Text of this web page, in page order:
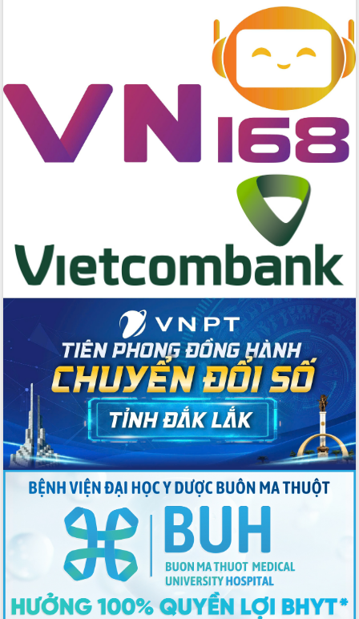
Sôi nổi Hội đua ngựa truyền thống Gò
Thì Thùng mừng Xuân Bính Ngọ 2026
Lãnh đạo tỉnh dâng hương tưởng niệm
tại Đập Đồng Cam đầu Xuân Bính Ngọ
Ngành nông nghiệp phấn đấu tăng
Đắk Lắk tập trung toàn lực khắc phục
tồn tại IUU, sẵn sàng làm việc với
Đoàn thanh tra EC
chúc mừng các bệnh viện nhân Ngày
Rộn ràng lễ hội truyền thống Sông
nước Đà Nông lần thứ I năm 2026
Kỳ họp Chuyên đề lần thứ Năm, HĐND
tỉnh Đắk Lắk thông qua các nghị quyết
quan trọng
Thống nhất danh sách giới thiệu ứng
cử đại biểu Quốc hội khoá XVI và đại
biểu HĐND tỉnh Đắk Lắk, nhiệm kỳ
2026-2031
Phát động hai phong trào thi đua quan
trọng trong kỷ nguyên mới
Hội nghị lần thứ tư Ban Chỉ đạo công
tác bầu cử tỉnh Đắk Lắk
Hội nghị Báo cáo viên Trung ương
tháng 01/2026
Phó Thủ tướng Hồ Quốc Dũng đánh giá